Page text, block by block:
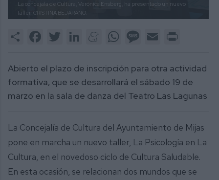
La concejala de Cultura, Verónica Ensberg, ha presentado un nuevo
taller. CRISTINA BEJARANO.
Share FacebookTwitter LinkedInMeneameWhatsAppMessage
Email
Abierto el plazo de inscripción para otra actividad
formativa, que se desarrollará el sábado 19 de
marzo en la sala de danza del Teatro Las Lagunas
La Concejalía de Cultura del Ayuntamiento de Mijas
pone en marcha un nuevo taller, La Psicología en La
Cultura, en el novedoso ciclo de Cultura Saludable.
En esta ocasión, se relacionan dos mundos que se